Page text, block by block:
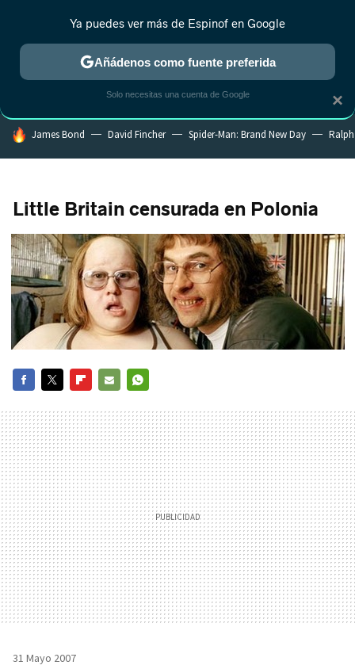
ESTRENOS REALITY ANIME RANKINGS CINE
HOY SE HABLA DE
James Bond David Fincher Spider-Man: Brand New Day
Little Britain censurada en Polonia
MAIL
31 Mayo 2007
×
Ya puedes ver más de Espinof en Google
Añádenos como fuente preferida
Solo necesitas una cuenta de Google